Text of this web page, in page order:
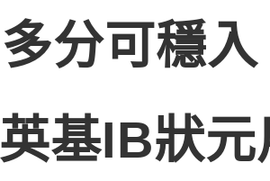
多分可穩
英基IB狀